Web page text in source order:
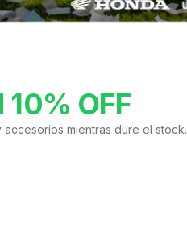
10% OFF
mientras dure el stock.